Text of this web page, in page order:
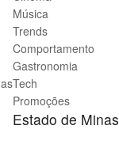
Música
Trends
Comportamento
Gastronomia
Tech
Promoções
Estado de Minas